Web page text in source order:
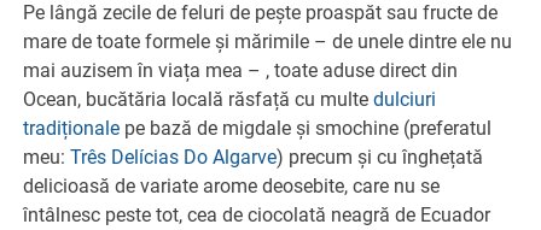
Pe lângă zecile de feluri de pește proaspăt sau fructe de
mare de toate formele și mărimile – de unele dintre ele nu
mai auzisem în viața mea – , toate aduse direct din
Ocean, bucătăria locală răsfață cu multedulciuri
tradiționale pe bază de migdale și smochine (preferatul
meu:Três Delícias Do Algarve) precum și cu înghețată
delicioasă de variate arome deosebite, care nu se
întâlnesc peste tot, cea de ciocolată neagră de Ecuador